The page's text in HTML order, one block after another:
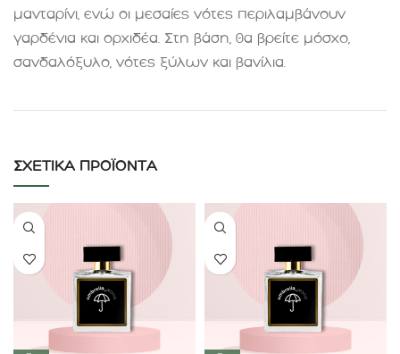
μανταρίνι, ενώ οι μεσαίες νότες περιλαμβάνουν
γαρδένια και ορχιδέα. Στη βάση, θα βρείτε μόσχο,
σανδαλόξυλο, νότες ξύλων και βανίλια.
ΣΧΕΤΙΚΆ ΠΡΟΪΌΝΤΑ